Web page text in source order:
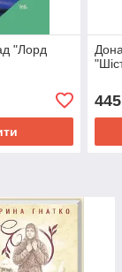
"Лорд
445